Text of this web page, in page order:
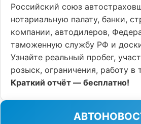
Российский союз
нотариальную палату, банки,
компании, автодилеров,
таможенную службу РФ и
Узнайте реальный пробег,
розыск, ограничения, работу
Краткий отчёт — бесплатно!